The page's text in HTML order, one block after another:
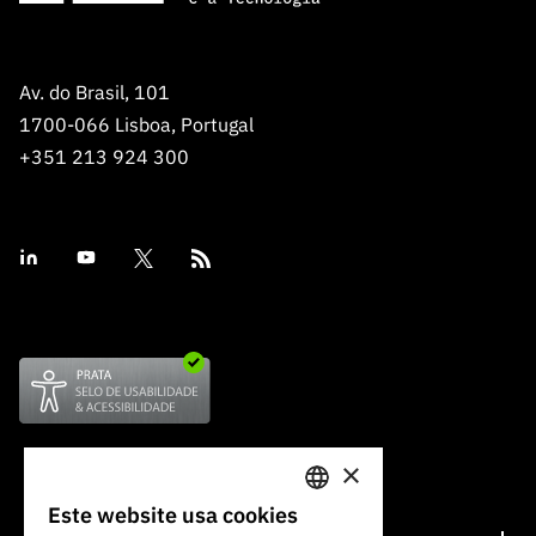
Av. do Brasil, 101
1700-066 Lisboa, Portugal
+351 213 924 300
PORTUGUESE
×
Este website usa cookies